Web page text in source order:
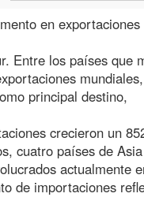
en exportaciones
Entre los países que
mundiales,
principal destino,
crecieron un
cuatro países de
actualmente
de importaciones